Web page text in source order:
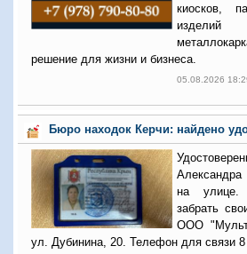
киосков,
решение для жизни и бизнеса.
05.08.2026
Бюро находок Керчи: найдено
на улице.
забрать
ООО
ул. Дубинина, 20. Телефон для связи 8